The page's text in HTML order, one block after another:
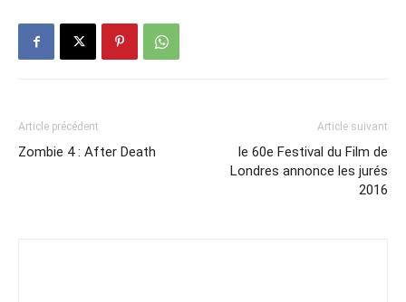
Article précédent
Zombie 4 : After Death
Article suivant
le 60e Festival du Film de
Londres annonce les jurés
2016